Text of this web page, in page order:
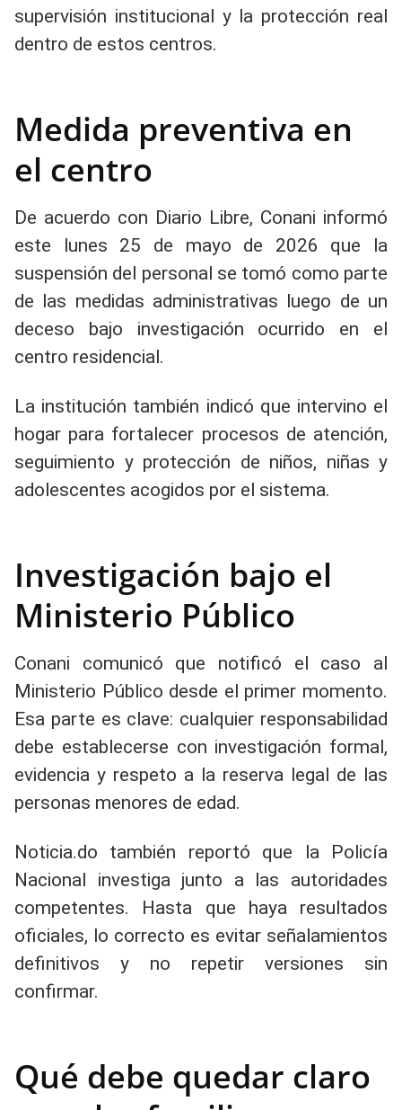
supervisión institucional y la protección real
dentro de estos centros.
Medida preventiva en
el centro
De acuerdo con Diario Libre, Conani informó
este lunes 25 de mayo de 2026 que la
suspensión del personal se tomó como parte
de las medidas administrativas luego de un
deceso bajo investigación ocurrido en el
centro residencial.
La institución también indicó que intervino el
hogar para fortalecer procesos de atención,
seguimiento y protección de niños, niñas y
adolescentes acogidos por el sistema.
Investigación bajo el
Ministerio Público
Conani comunicó que notificó el caso al
Ministerio Público desde el primer momento.
Esa parte es clave: cualquier responsabilidad
debe establecerse con investigación formal,
evidencia y respeto a la reserva legal de las
personas menores de edad.
Noticia.do también reportó que la Policía
Nacional investiga junto a las autoridades
competentes. Hasta que haya resultados
oficiales, lo correcto es evitar señalamientos
definitivos y no repetir versiones sin
confirmar.
Qué debe quedar claro